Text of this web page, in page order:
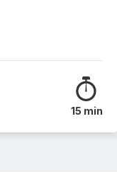
15 min